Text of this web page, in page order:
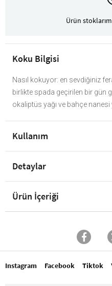
Ürün
Koku Bilgisi
Nasıl kokuyor: en sevdiğiniz
birlikte spada geçirilen bir gün
okaliptüs yağı ve bahçe nanesi
Kullanım
Detaylar
Ürün İçeriği
Instagram Facebook Tiktok